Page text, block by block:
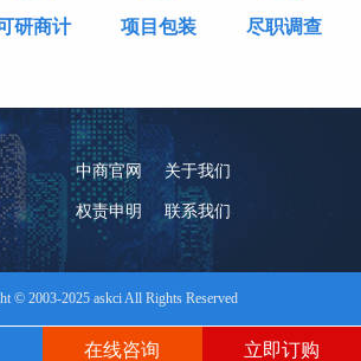
研商计 项目包装 尽职调查
中商官网 关于我们
权责申明 联系我们
© 2003-2025 askci All Rights Reserved
在线咨询 立即订购